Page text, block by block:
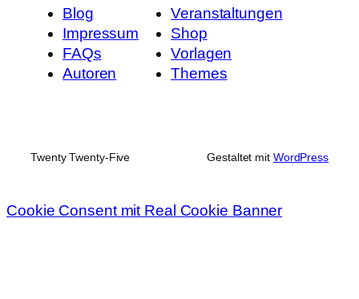
Blog
Impressum
FAQs
Autoren
Veranstaltungen
Shop
Vorlagen
Themes
Twenty Twenty-Five Gestaltet mit WordPress
Cookie Consent mit Real Cookie Banner